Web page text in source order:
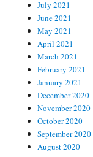
July 2021
June 2021
May 2021
April 2021
March 2021
February 2021
January 2021
December 2020
November 2020
October 2020
September 2020
August 2020